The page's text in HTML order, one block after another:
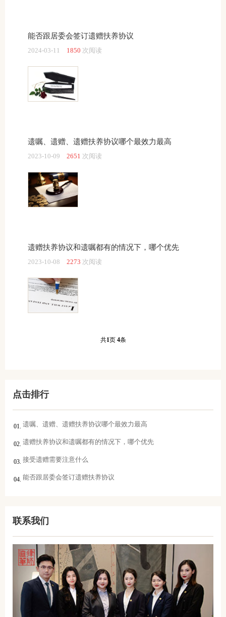
能否跟居委会签订遗赠扶养协议
2024-03-11 1850 次阅读
遗嘱、遗赠、遗赠扶养协议哪个最效力最高
2023-10-09 2651 次阅读
遗赠扶养协议和遗嘱都有的情况下，哪个优先
2023-10-08 2273 次阅读
共1页 4条
点击排行
遗嘱、遗赠、遗赠扶养协议哪个最效力最高
遗赠扶养协议和遗嘱都有的情况下，哪个优先
接受遗赠需要注意什么
能否跟居委会签订遗赠扶养协议
联系我们